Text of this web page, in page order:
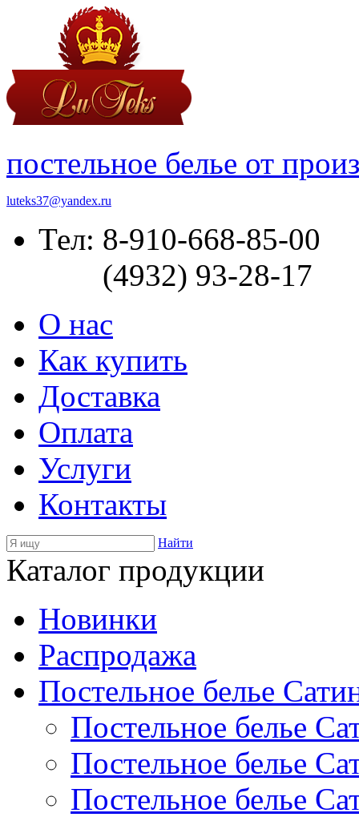
постельное белье от
luteks37@yandex.ru
Тел: 8-910-668-85-00
(4932) 93-28-17
О нас
Как купить
Доставка
Оплата
Услуги
Контакты
Найти
Каталог продукции
Новинки
Распродажа
Постельное белье
Постельное белье
Постельное белье
Постельное белье